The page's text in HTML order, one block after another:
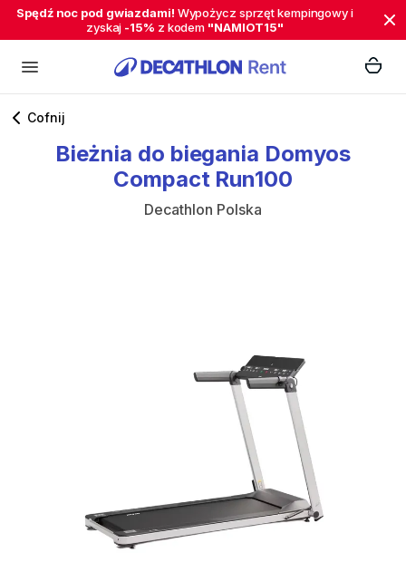
Spędź noc pod gwiazdami! Wypożycz sprzęt kempingowy i
zyskaj -15% z kodem "NAMIOT15"
Cofnij
Bieżnia do biegania Domyos
Compact Run100
Decathlon Polska